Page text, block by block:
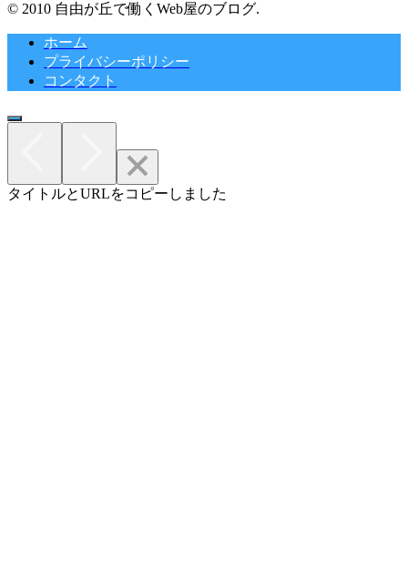
© 2010 自由が丘で働くWeb屋のブログ.
ホーム
プライバシーポリシー
コンタクト
タイトルとURLをコピーしました